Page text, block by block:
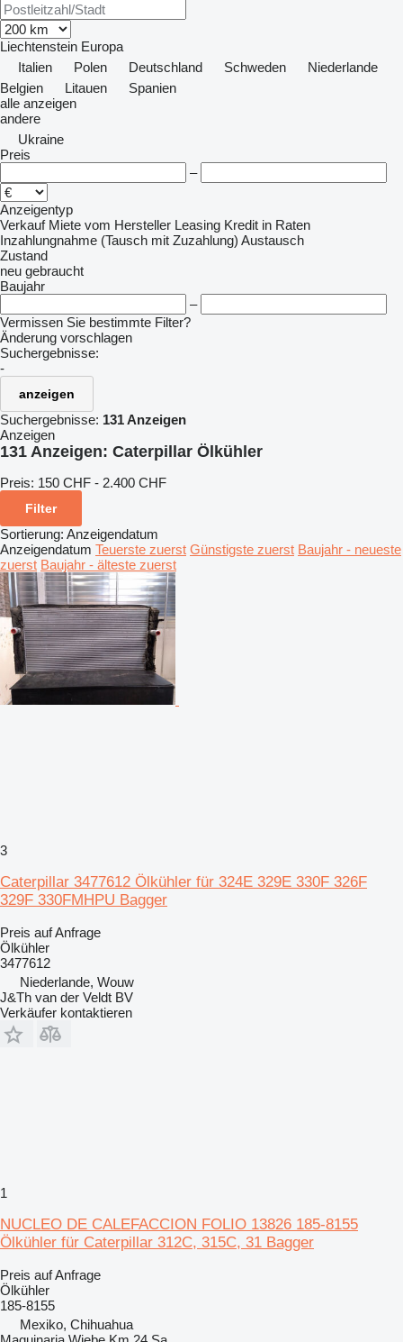
Liechtenstein Europa
Italien
Polen Deutschland Schweden
Niederlande
Belgien
Litauen
Spanien
alle anzeigen
andere
Ukraine
Preis
–
Anzeigentyp
Verkauf Miete vom Hersteller Leasing Kredit in Raten
Inzahlungnahme (Tausch mit Zuzahlung) Austausch
Zustand
neu gebraucht
Baujahr
–
Vermissen Sie bestimmte Filter?
Änderung vorschlagen
Suchergebnisse:
-
anzeigen
Suchergebnisse: 131 Anzeigen
Anzeigen
131 Anzeigen: Caterpillar Ölkühler
Preis: 150 CHF - 2.400 CHF
Filter
Sortierung: Anzeigendatum
Anzeigendatum Teuerste zuerst Günstigste zuerst Baujahr - neueste
zuerst Baujahr - älteste zuerst
3
Caterpillar 3477612 Ölkühler für 324E 329E 330F 326F
329F 330FMHPU Bagger
Preis auf Anfrage
Ölkühler
3477612
Niederlande, Wouw
J&Th van der Veldt BV
Verkäufer kontaktieren
1
NUCLEO DE CALEFACCION FOLIO 13826 185-8155
Ölkühler für Caterpillar 312C, 315C, 31 Bagger
Preis auf Anfrage
Ölkühler
185-8155
Mexiko, Chihuahua